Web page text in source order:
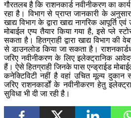
गौरतलब है कि राशनकार्ड नवीनीकरण का
रहा है। विभाग से प्राप्त जानकारी के
खाद्य विभाग के द्वारा खाद्य नागरिक आपूर्ति
मोबाईल एप्प तैयार किया गया है, इसे प्ले
सकता है। हितग्राही द्वारा खाद्य विभाग की
से डाउनलोड किया जा सकता है।
जरिए नवीनीकरण के लिए इलेक्ट्रानिक
हैं। ऐसे हितग्राही जिनके पास एन्ड्राईड
कनेक्टिविटी नहीं है वहां उचित मूल्य
जरिए राशनकार्डों के नवीनीकरण हेतु
सुविधा भी दी जा रही है।